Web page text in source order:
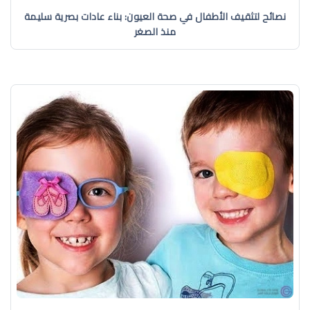
نصائح لتثقيف الأطفال في صحة العيون: بناء عادات بصرية سليمة
منذ الصغر